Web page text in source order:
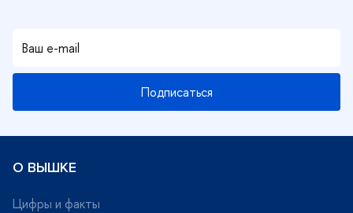
Подписаться
О ВЫШКЕ
Цифры и факты